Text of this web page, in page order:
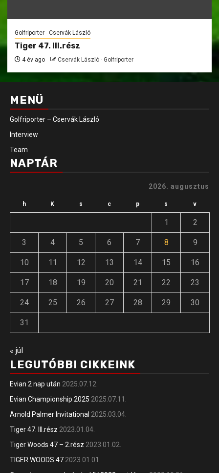
Golfriporter - Cservák László
Tiger 47. III.rész
4 év ago Cservák László - Golfriporter
MENÜ
Golfriporter – Cservák László
Interview
Team
NAPTÁR
2026. augusztus
h K s c p s v
1 2
3 4 5 6 7 8 9
10 11 12 13 14 15 16
17 18 19 20 21 22 23
24 25 26 27 28 29 30
31
« júl
LEGUTÓBBI CIKKEINK
Evian 2 nap után 2025.07.12.
Evian Championship 2025 2025.07.11.
Arnold Palmer Invitational 2025.03.04.
Tiger 47. III.rész 2023.01.04.
Tiger Woods 47 – 2.rész 2023.01.02.
TIGER WOODS 47 2023.01.01.